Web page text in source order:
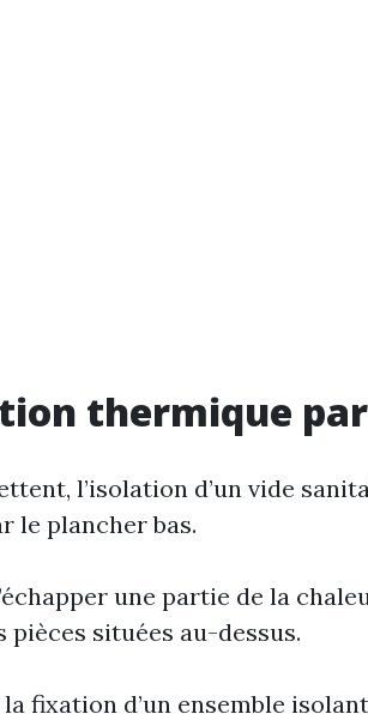
thermique
l’isolation d’un vide
le plancher bas.
une partie de la
situées au-dessus.
fixation d’un ensemble